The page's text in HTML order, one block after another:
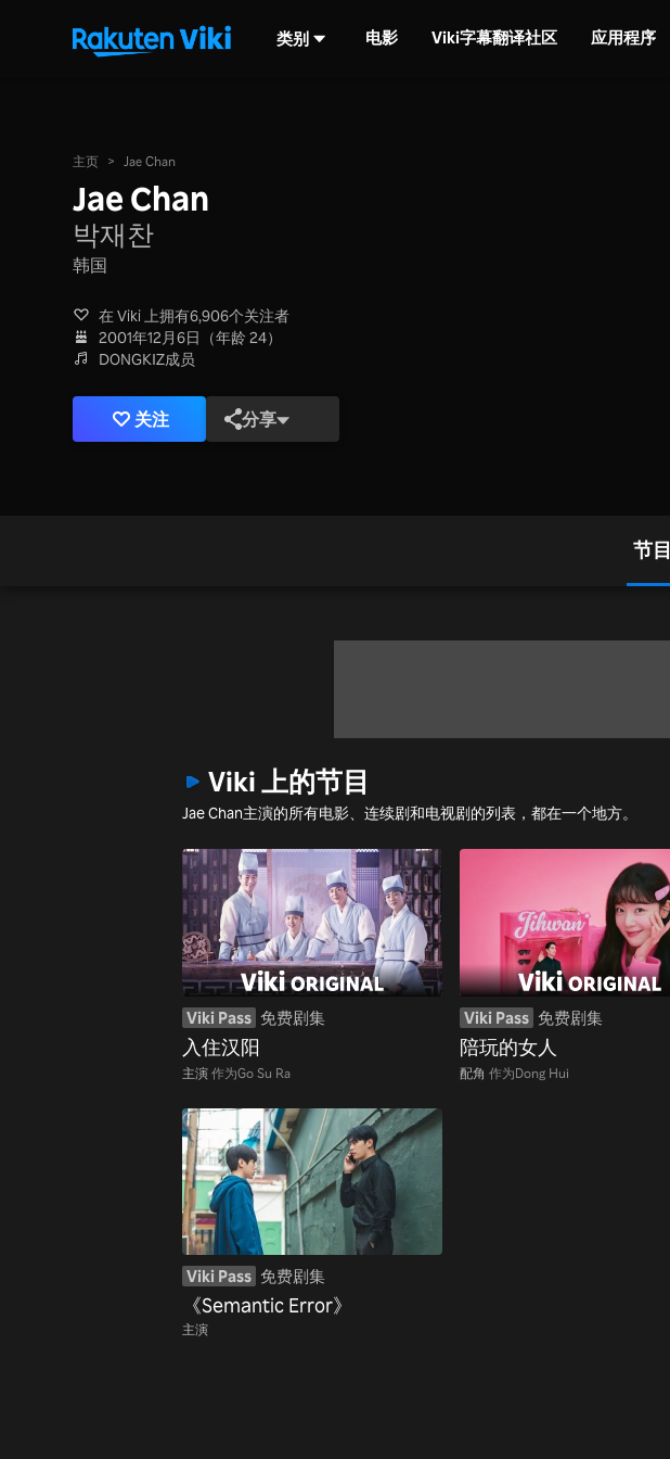
类别 电影 Viki字幕翻译社区 应用程序
主页 > Jae Chan
Jae Chan
박재찬
韩国
在 Viki 上拥有6,906个关注者
2001年12月6日（年龄 24）
DONGKIZ成员
关注 分享
节目
Viki 上的节目
Jae Chan主演的所有电影、连续剧和电视剧的列表，都在一个地方。
Viki Pass 免费剧集
入住汉阳
主演作为Go Su Ra
Viki Pass 免费剧集
陪玩的女人
配角 作为Dong Hui
Viki Pass 免费剧集
《Semantic Error》
主演